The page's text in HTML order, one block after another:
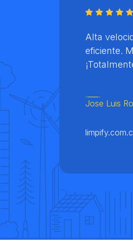
Alta
eficiente.
Jose Luis